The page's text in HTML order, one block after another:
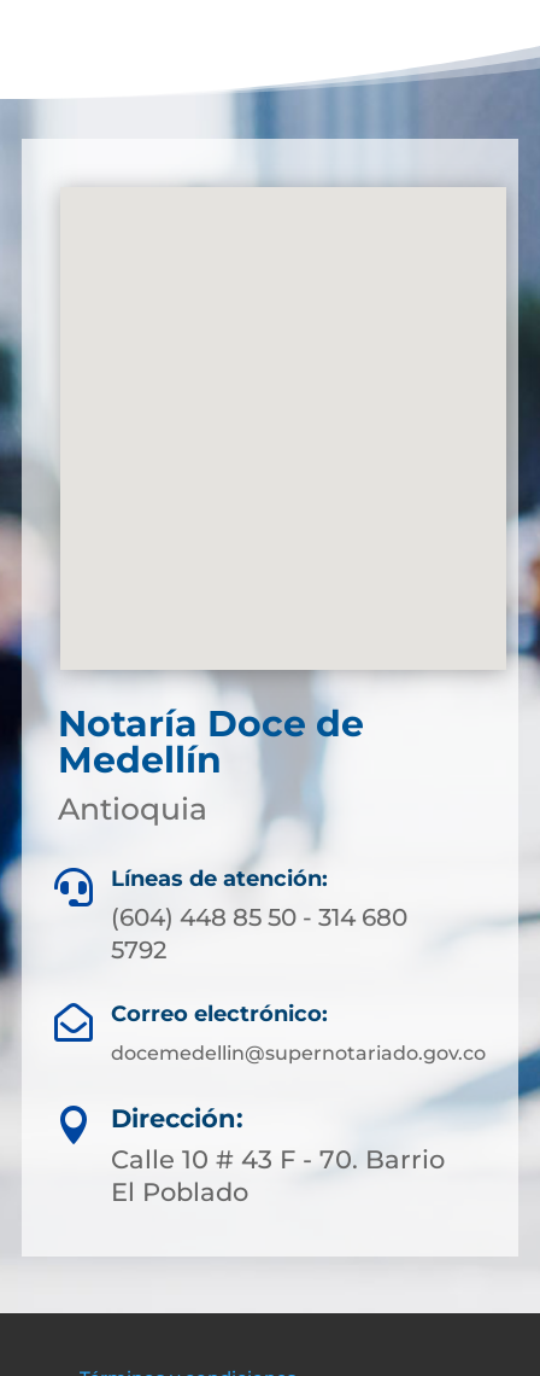
Notaría Doce de
Medellín
Antioquia
 Líneas de atención:
(604) 448 85 50 - 314 680
5792
 Correo electrónico:
docemedellin@supernotariado.gov.co

Dirección:
Calle 10 # 43 F - 70. Barrio
El Poblado